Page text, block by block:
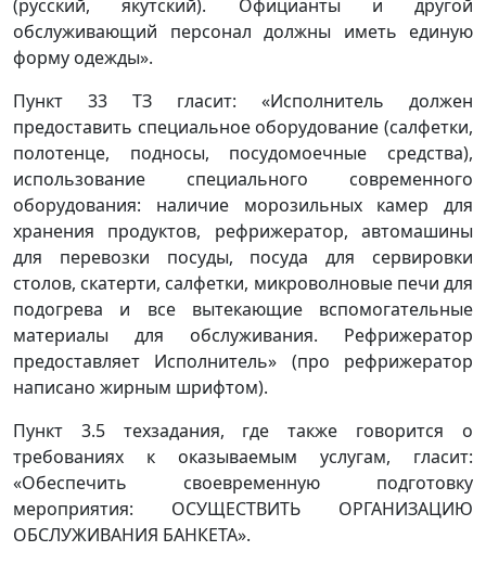
(русский, якутский). Официанты и другой
обслуживающий персонал должны иметь единую
форму одежды».
Пункт 33 ТЗ гласит: «Исполнитель должен
предоставить специальное оборудование (салфетки,
полотенце, подносы, посудомоечные средства),
использование специального современного
оборудования: наличие морозильных камер для
хранения продуктов, рефрижератор, автомашины
для перевозки посуды, посуда для сервировки
столов, скатерти, салфетки, микроволновые печи для
подогрева и все вытекающие вспомогательные
материалы для обслуживания. Рефрижератор
предоставляет Исполнитель» (про рефрижератор
написано жирным шрифтом).
Пункт 3.5 техзадания, где также говорится о
требованиях к оказываемым услугам, гласит:
«Обеспечить своевременную подготовку
мероприятия: ОСУЩЕСТВИТЬ ОРГАНИЗАЦИЮ
ОБСЛУЖИВАНИЯ БАНКЕТА».